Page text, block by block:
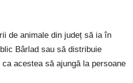
de animale din județ să ia în
Bârlad sau să distribuie
acestea să ajungă la persoane